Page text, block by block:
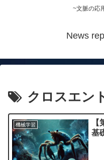
~文脈の応
News
クロスエン
機械学習
基